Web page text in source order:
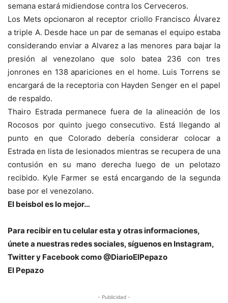
semana estará midiendose contra los Cerveceros.
Los Mets opcionaron al receptor criollo Francisco Álvarez
a triple A. Desde hace un par de semanas el equipo estaba
considerando enviar a Alvarez a las menores para bajar la
presión al venezolano que solo batea 236 con tres
jonrones en 138 apariciones en el home. Luis Torrens se
encargará de la receptoria con Hayden Senger en el papel
de respaldo.
Thairo Estrada permanece fuera de la alineación de los
Rocosos por quinto juego consecutivo. Está llegando al
punto en que Colorado debería considerar colocar a
Estrada en lista de lesionados mientras se recupera de una
contusión en su mano derecha luego de un pelotazo
recibido. Kyle Farmer se está encargando de la segunda
base por el venezolano.
El beisbol es lo mejor…
Para recibir en tu celular esta y otras informaciones,
únete a nuestras redes sociales, síguenos en Instagram,
Twitter y Facebook como @DiarioElPepazo
El Pepazo
- Publicidad -